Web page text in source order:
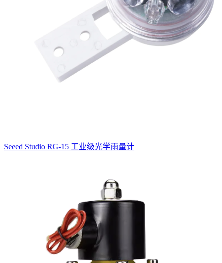
Seeed Studio RG-15 工业级光学雨量计